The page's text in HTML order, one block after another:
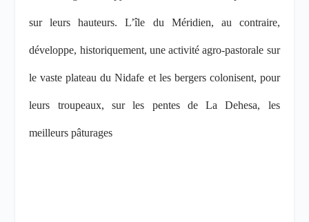
sur leurs hauteurs. L’île du Méridien, au contraire,
développe, historiquement, une activité agro-pastorale sur
le vaste plateau du Nidafe et les bergers colonisent, pour
leurs troupeaux, sur les pentes de La Dehesa, les
meilleurs pâturages